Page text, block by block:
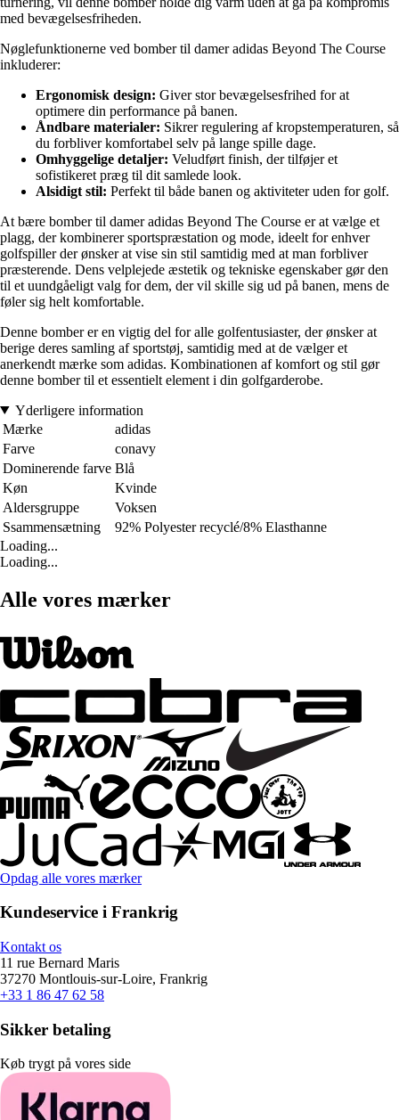
med bevægelsesfriheden.
Nøglefunktionerne ved bomber til damer adidas Beyond The Course
inkluderer:
Ergonomisk design: Giver stor bevægelsesfrihed for at
optimere din performance på banen.
Åndbare materialer: Sikrer regulering af kropstemperaturen, så
du forbliver komfortabel selv på lange spille dage.
Omhyggelige detaljer: Veludført finish, der tilføjer et
sofistikeret præg til dit samlede look.
Alsidigt stil: Perfekt til både banen og aktiviteter uden for golf.
At bære bomber til damer adidas Beyond The Course er at vælge et
plagg, der kombinerer sportspræstation og mode, ideelt for enhver
golfspiller der ønsker at vise sin stil samtidig med at man forbliver
præsterende. Dens velplejede æstetik og tekniske egenskaber gør den
til et uundgåeligt valg for dem, der vil skille sig ud på banen, mens de
føler sig helt komfortable.
Denne bomber er en vigtig del for alle golfentusiaster, der ønsker at
berige deres samling af sportstøj, samtidig med at de vælger et
anerkendt mærke som adidas. Kombinationen af komfort og stil gør
denne bomber til et essentielt element i din golfgarderobe.
Yderligere information
Mærke
adidas
Farve
conavy
Dominerende farve Blå
Køn
Kvinde
Aldersgruppe
Voksen
Ssammensætning
92% Polyester recyclé/8% Elasthanne
Loading...
Loading...
Alle vores mærker
Opdag alle vores mærker
Kundeservice i Frankrig
Kontakt os
11 rue Bernard Maris
37270 Montlouis-sur-Loire, Frankrig
+33 1 86 47 62 58
Sikker betaling
Køb trygt på vores side